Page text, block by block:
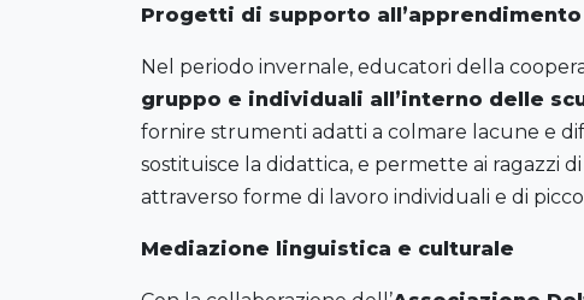
Progetti di supporto all’apprendimento
Nel periodo invernale, educatori della
gruppo e individuali all’interno delle
fornire strumenti adatti a colmare lacune e
sostituisce la didattica, e permette ai ragazzi
attraverso forme di lavoro individuali e di
Mediazione linguistica e culturale